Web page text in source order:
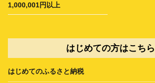
1,000,001円以上
はじめての方はこちら
はじめてのふるさと納税